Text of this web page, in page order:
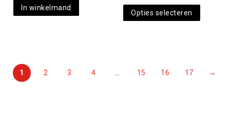
In winkelmand
Opties selecteren
1 2 3 4 15 16 17 →